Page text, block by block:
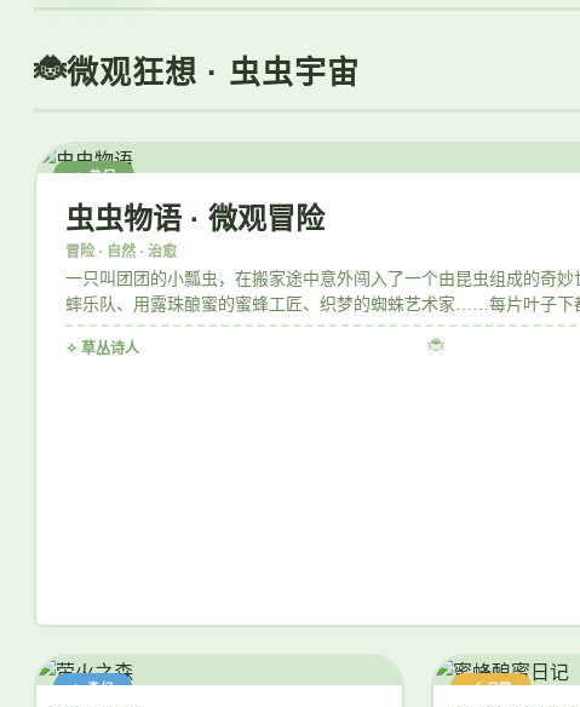
微观狂想 · 虫虫宇宙
🔥 热门
虫虫物语 · 微观冒险
冒险 · 自然 · 治愈
一只叫团团的小瓢虫，在搬家途中意外闯入了一个由昆虫组成的奇
蟀乐队、用露珠酿蜜的蜜蜂工匠、织梦的蜘蛛艺术家……每片叶子下
✧ 草丛诗人 🐞
✨ 奇幻 🍯 日常